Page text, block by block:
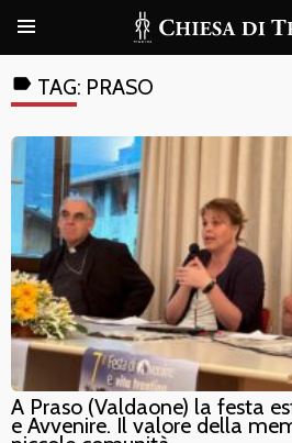
label TAG: PRASO
A Praso (Valdaone) la festa
e Avvenire. Il valore della